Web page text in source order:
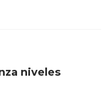
niveles